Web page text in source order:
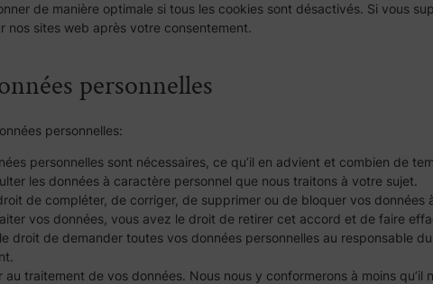
de manière optimale si tous les cookies sont désactivés. Si vous
nos sites web après votre consentement.
personnelles
personnelles:
personnelles sont nécessaires, ce qu’il en advient et combien de
les données à caractère personnel que nous traitons à votre sujet.
de compléter, de corriger, de supprimer ou de bloquer vos
vos données, vous avez le droit de retirer cet accord et de faire
droit de demander toutes vos données personnelles au responsable
traitement de vos données. Nous nous y conformerons à moins qu’il